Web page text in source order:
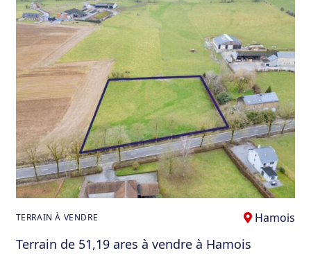
TERRAIN À VENDRE Hamois
Terrain de 51,19 ares à vendre à Hamois